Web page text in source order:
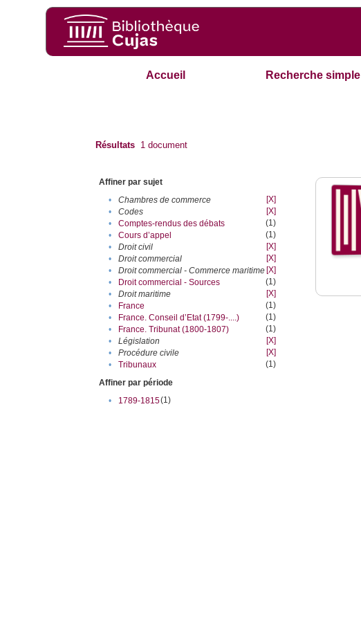
Accueil Recherche simple
Résultats 1 document
Affiner par sujet
•
Chambres de commerce
[X]
•
Codes
[X]
•
Comptes-rendus des débats
(1)
•
Cours d’appel
(1)
•
Droit civil
[X]
•
Droit commercial
[X]
•
Droit commercial - Commerce maritime [X]
•
Droit commercial - Sources
(1)
•
Droit maritime
[X]
•
France
(1)
•
France. Conseil d’Etat (1799-....)
(1)
•
France. Tribunat (1800-1807)
(1)
•
Législation
[X]
•
Procédure civile
[X]
•
Tribunaux
(1)
Affiner par période
•
1789-1815(1)